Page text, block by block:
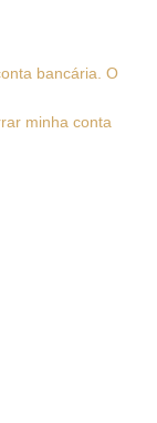
bancária. O
minha conta